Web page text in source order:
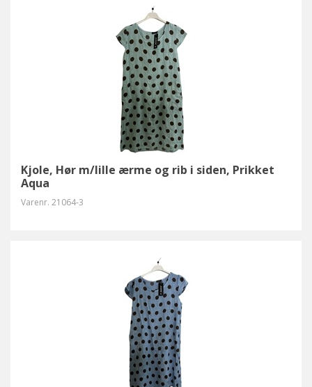
Kjole, Hør m/lille ærme og rib i siden, Prikket
Aqua
Varenr. 21064-3